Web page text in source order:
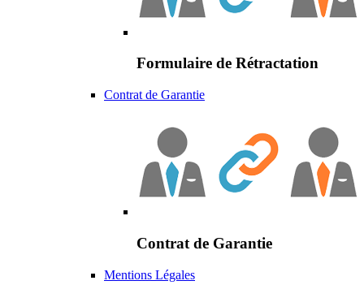
Formulaire de Rétractation
Contrat de Garantie
Contrat de Garantie
Mentions Légales